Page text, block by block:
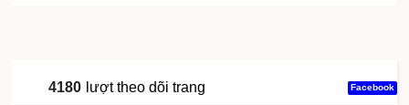
4180 lượt theo dõi trang Facebook